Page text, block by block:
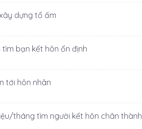
dựng tổ ấm
bạn kết hôn ổn định
tới hôn nhân
tháng tìm người kết hôn chân thành